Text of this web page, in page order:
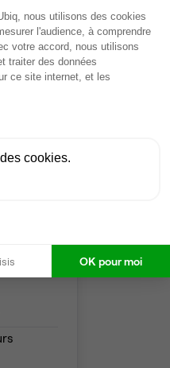
du
nous utilisons des cookies
l'audience, à comprendre
votre accord, nous utilisons
traiter des données
ce site internet, et les
cookies.
OK pour moi